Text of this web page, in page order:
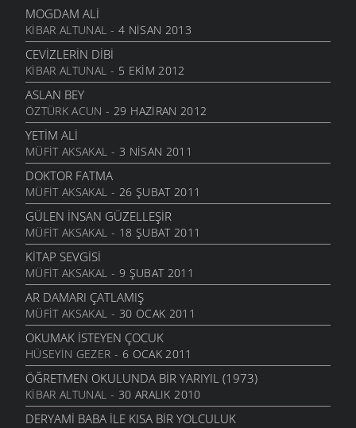
ŞIIRLER- 10 EKIM 2010
İÇIMDE SAKLIYORUM
ŞIIRLER- 29 EYLÜL 2010
SENSIZIM ŞIMDI
ŞIIRLER - 23 EYLÜL 2010
HAYALIN
ŞIIRLER- 20 AĞUSTOS 2010
DIRHEM DIRHEM
ŞIIRLER- 22 TEMMUZ 2010
GEZELIM SAHILI
ŞIIRLER - 28 HAZIRAN 2010
SEN VARSIN BU ŞEHIRDE
ŞIIRLER- 10 HAZIRAN 2010
SEVDANIN PANAYIRI
ŞIIRLER - 23 MAYIS 2010
BITMEZ BU AĞLAYIŞLAR
ŞIIRLER- 7 MAYIS 2010
NAZAR BONCUĞU GIBI
ŞIIRLER- 25 NISAN 2010
YALANMIŞ
ŞIIRLER - 10 NISAN 2010
MOGDAM ALI
KIBAR ALTUNAL - 4 NISAN 2013
CEVIZLERIN DIBI
KIBAR ALTUNAL - 5 EKIM 2012
ASLAN BEY
ÖZTÜRK ACUN - 29 HAZIRAN 2012
YETIM ALI
MÜFIT AKSAKAL - 3 NISAN 2011
DOKTOR FATMA
MÜFIT AKSAKAL - 26 ŞUBAT 2011
GÜLEN İNSAN GÜZELLEŞIR
MÜFIT AKSAKAL - 18 ŞUBAT 2011
KITAP SEVGISI
MÜFIT AKSAKAL - 9 ŞUBAT 2011
AR DAMARI ÇATLAMIŞ
MÜFIT AKSAKAL - 30 OCAK 2011
OKUMAK İSTEYEN ÇOCUK
HÜSEYIN GEZER - 6 OCAK 2011
ÖĞRETMEN OKULUNDA BIR YARIYIL (1973)
KIBAR ALTUNAL - 30 ARALIK 2010
DERYAMI BABA İLE KISA BIR YOLCULUK